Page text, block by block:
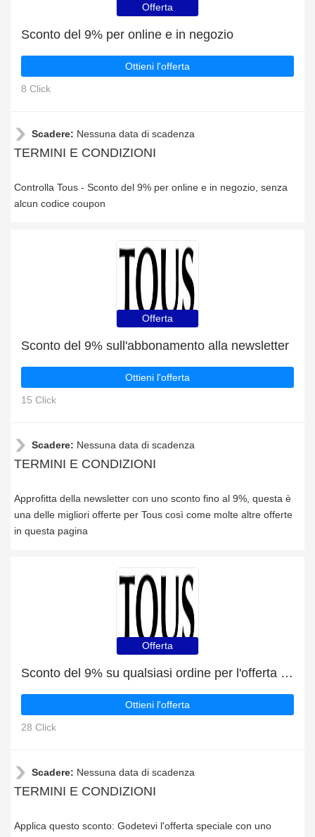
Offerta
Sconto del 9% per online e in negozio
Ottieni l'offerta
8 Click
Scadere: Nessuna data di scadenza
TERMINI E CONDIZIONI
Controlla Tous - Sconto del 9% per online e in negozio, senza
alcun codice coupon
Offerta
Sconto del 9% sull'abbonamento alla newsletter
Ottieni l'offerta
15 Click
Scadere: Nessuna data di scadenza
TERMINI E CONDIZIONI
Approfitta della newsletter con uno sconto fino al 9%, questa è
una delle migliori offerte per Tous così come molte altre offerte
in questa pagina
Offerta
Sconto del 9% su qualsiasi ordine per l'offerta speciale
Ottieni l'offerta
28 Click
Scadere: Nessuna data di scadenza
TERMINI E CONDIZIONI
Applica questo sconto: Godetevi l'offerta speciale con uno